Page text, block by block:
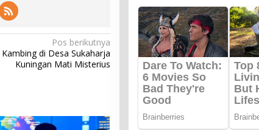
Pos berikutnya
di Desa Sukaharja
Kuningan Mati Misterius